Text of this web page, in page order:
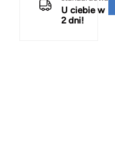
U ciebie w
2 dni!